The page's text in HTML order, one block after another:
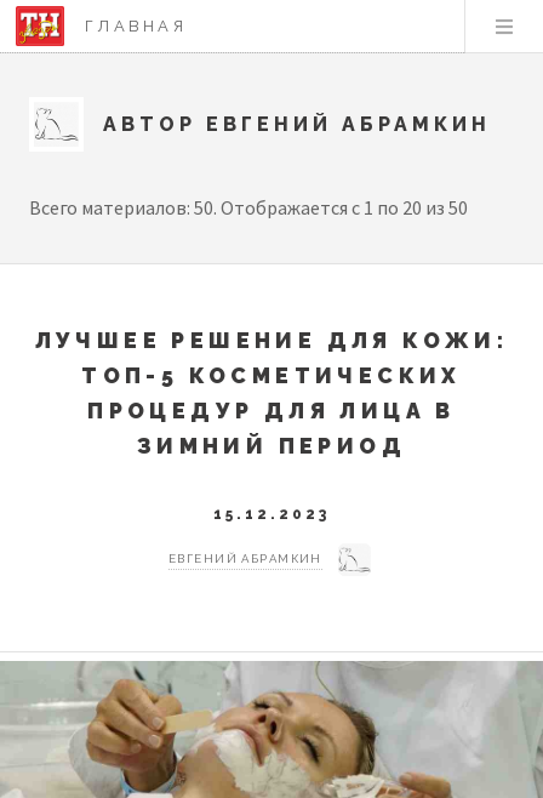
ГЛАВНАЯ
АВТОР ЕВГЕНИЙ АБРАМКИН
Всего материалов: 50. Отображается с 1 по 20 из 50
ЛУЧШЕЕ РЕШЕНИЕ ДЛЯ КОЖИ:
ТОП-5 КОСМЕТИЧЕСКИХ
ПРОЦЕДУР ДЛЯ ЛИЦА В
ЗИМНИЙ ПЕРИОД
15.12.2023
ЕВГЕНИЙ АБРАМКИН